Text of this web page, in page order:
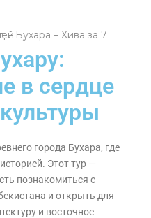
в сердце
города Бухара, где
Этот тур —
познакомиться с
и открыть для
и восточное